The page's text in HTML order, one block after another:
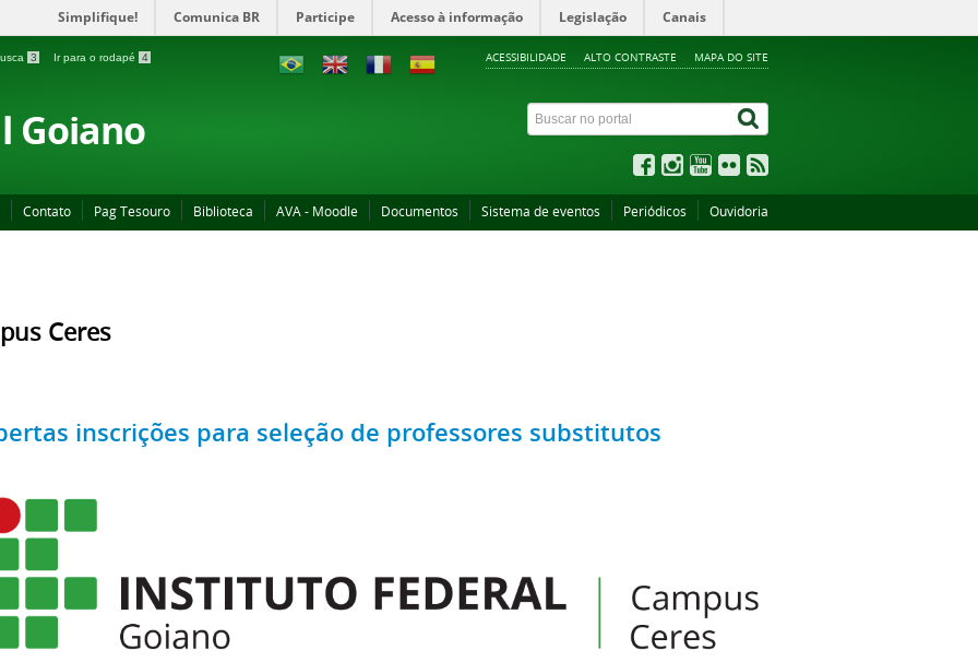
Simplifique! Comunica BR Participe Acesso à informação Legislação Canais
3 Ir para o rodapé 4 ACESSIBILIDADE ALTO CONTRASTE MAPA DO SITE
Goiano
Contato Pag Tesouro Biblioteca AVA - Moodle Documentos Sistema de eventos Periódicos Ouvidoria
Ceres
inscrições para seleção de professores substitutos